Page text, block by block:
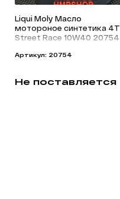
Liqui Moly Масло
мотороное синтетика 4T
Street Race 10W40 20754
Артикул: 20754
Не поставляется